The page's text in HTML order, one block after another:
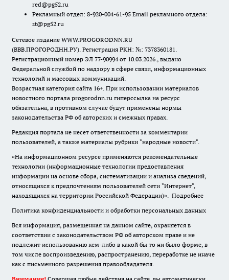
red@pg52.ru
Рекламный отдел: 8-920-004-61-95 Email рекламного отдела:
st@pg52.ru
Сетевое издание WWW.PROGORODNN.RU
(ВВВ.ПРОГОРОДНН.РУ). Регистрация РКН: №: 7378360181.
Регистрационный номер ЭЛ 77-90994 от 10.03.2026., выдано
Федеральной службой по надзору в сфере связи, информационных
технологий и массовых коммуникаций.
Возрастная категория сайта 16+. При использовании материалов
новостного портала progorodnn.ru гиперссылка на ресурс
обязательна, в противном случае будут применены нормы
законодательства РФ об авторских и смежных правах.
Редакция портала не несет ответственности за комментарии
пользователей, а также материалы рубрики "народные новости".
«На информационном ресурсе применяются рекомендательные
технологии (информационные технологии предоставления
информации на основе сбора, систематизации и анализа сведений,
относящихся к предпочтениям пользователей сети "Интернет",
находящихся на территории Российской Федерации)». Подробнее
Политика конфиденциальности и обработки персональных данных
Вся информация, размещенная на данном сайте, охраняется в
соответствии с законодательством РФ об авторском праве и не
подлежит использованию кем-либо в какой бы то ни было форме, в
том числе воспроизведению, распространению, переработке не иначе
как с письменного разрешения правообладателя.